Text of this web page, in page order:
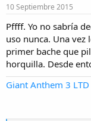
10 Septiembre 2015
Pffff. Yo no sabría
uso nunca. Una
primer bache que
horquilla. Desde
Giant Anthem 3